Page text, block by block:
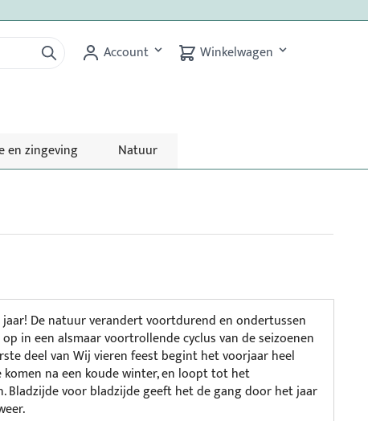
Account Winkelwagen
en zingeving Natuur
De natuur verandert voortdurend en ondertussen
in een alsmaar voortrollende cyclus van de seizoenen
deel van Wij vieren feest begint het voorjaar heel
na een koude winter, en loopt tot het
Bladzijde voor bladzijde geeft het de gang door het jaar